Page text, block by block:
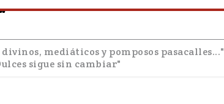
mediáticos y pomposos pasacalles..."
sigue sin cambiar"